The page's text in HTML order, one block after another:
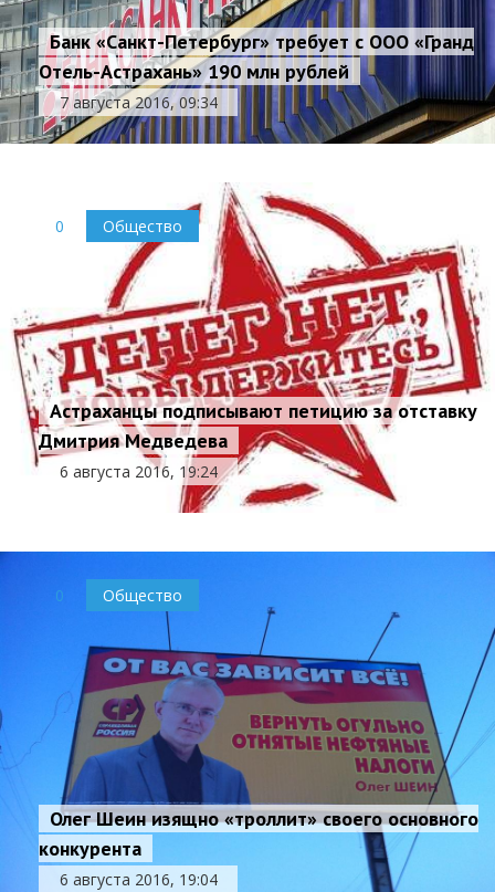
Банк «Санкт-Петербург» требует с ООО «Гранд
Отель-Астрахань» 190 млн рублей
7 августа 2016, 09:34
0 Общество
Астраханцы подписывают петицию за отставку
Дмитрия Медведева
6 августа 2016, 19:24
0 Общество
Олег Шеин изящно «троллит» своего основного
конкурента
6 августа 2016, 19:04